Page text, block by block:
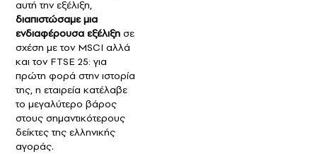
αυτή την εξέλιξη,
διαπιστώσαμε μια
ενδιαφέρουσα εξέλιξη σε
σχέση με τον MSCI αλλά
και τον FTSE 25: για
πρώτη φορά στην ιστορία
της, η εταιρεία κατέλαβε
το μεγαλύτερο βάρος
στους σημαντικότερους
δείκτες της ελληνικής
αγοράς.